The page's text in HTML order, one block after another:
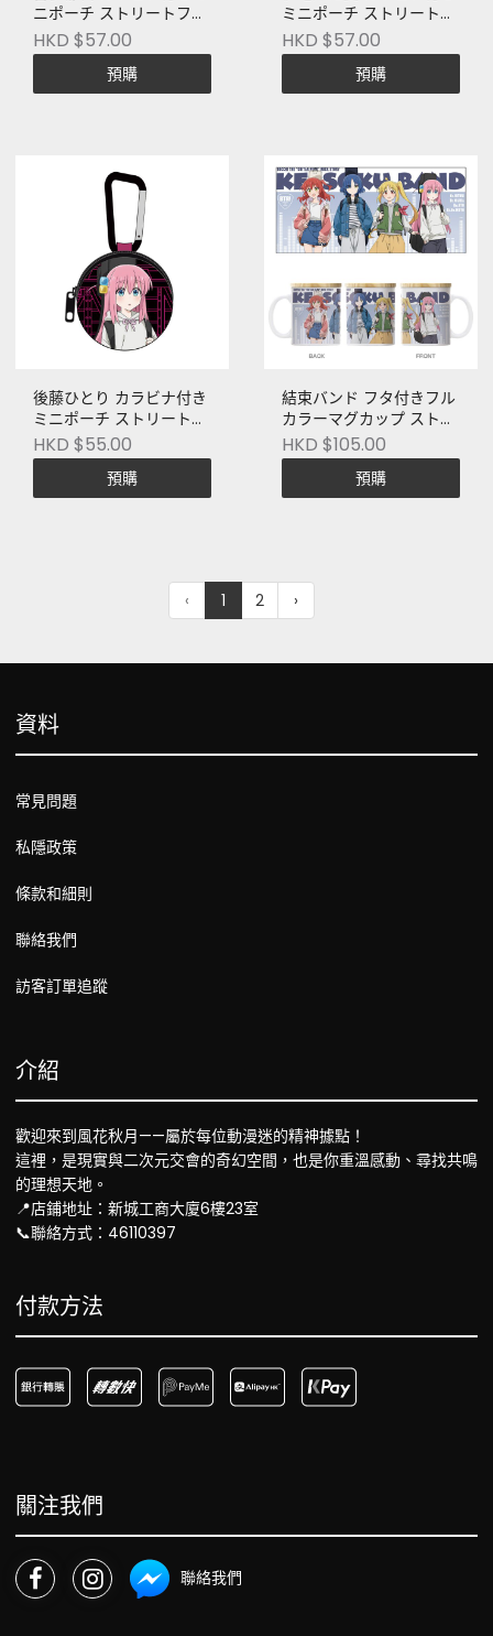
ニポーチ ストリートファ
ッションVer. [アニメ「ぼ
っち・ざ・ろっく！」]
HKD $57.00
預購
ミニポーチ ストリートフ
ァッションVer. [アニメ
「ぼっち・ざ・ろっ
HKD $57.00
預購
後藤ひとり カラビナ付き
ミニポーチ ストリートフ
ァッションVer. [アニメ
「ぼっち・ざ・ろっ
HKD $55.00
預購
結束バンド フタ付きフル
カラーマグカップ ストリ
ートファッションVer. [ア
ニメ「ぼっち・ざ・ろっ
HKD $105.00
預購
‹ 1 2 ›
資料
常見問題
私隱政策
條款和細則
聯絡我們
訪客訂單追蹤
介紹
歡迎來到風花秋月——屬於每位動漫迷的精神據點！
這裡，是現實與二次元交會的奇幻空間，也是你重溫感動、尋找共鳴
的理想天地。
📍店鋪地址：新城工商大廈6樓23室
📞聯絡方式：46110397
付款方法
關注我們
聯絡我們